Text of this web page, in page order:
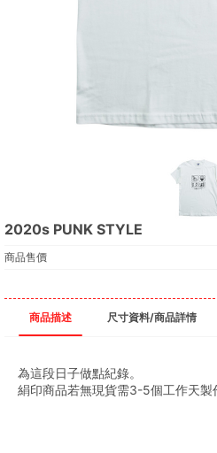
2020s PUNK STYLE
商品售價
商品描述 尺寸資料/商品詳情
為這段日子做點紀錄。
絹印商品若無現貨需3-5個工作天製